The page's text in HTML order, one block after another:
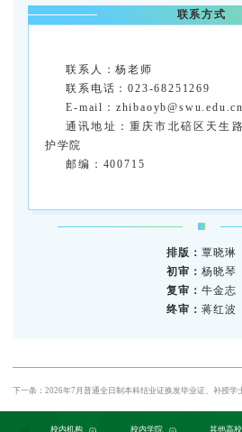
联系方式
联系人：杨老师
联系电话：023-68251269
E-mail：zhibaoyb@swu.edu.cn
通讯地址：重庆市北碚区天生
护学院
邮编：400715
排版： 覃晓琳
初审： 杨晓琴
复审： 牛金志
终审： 蒋红波
下一条：2026年7月普通全日制本科结业证换发毕业证、补授学
校内机构
党委组织部 党委宣传部 发展规划与学科建设部 人力资源部
校内学院
农学与生物科技学院 园艺园林学院 生命科学学院 生物技术
其他高校
中国农业大学 浙江大学 西北农林科技大学 南京农业大学 华
中国农业科学院植物保护研究所 中国科学院植物研究所 中国